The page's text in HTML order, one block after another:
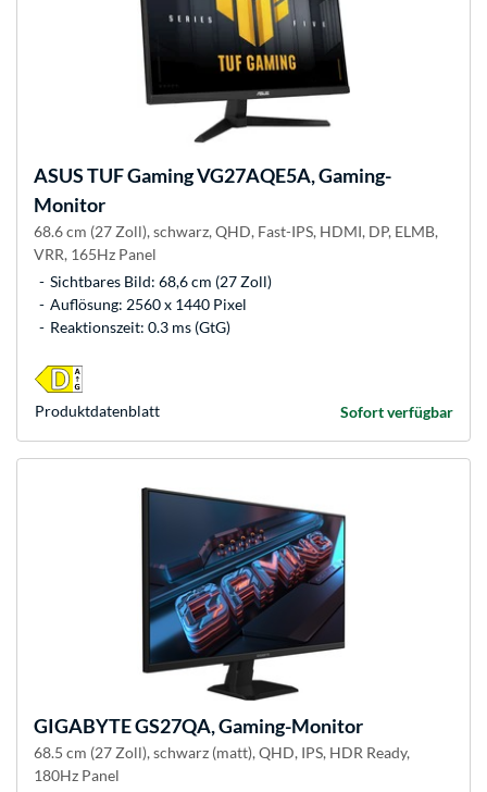
ASUSTUF Gaming VG27AQE5A, Gaming-
Monitor
68.6 cm (27 Zoll), schwarz, QHD, Fast-IPS, HDMI, DP, ELMB,
VRR, 165Hz Panel
Sichtbares Bild: 68,6 cm (27 Zoll)
Auflösung: 2560 x 1440 Pixel
Reaktionszeit: 0.3 ms (GtG)
Sofort verfügbar
Produkt­datenblatt
GIGABYTEGS27QA, Gaming-Monitor
68.5 cm (27 Zoll), schwarz (matt), QHD, IPS, HDR Ready,
180Hz Panel